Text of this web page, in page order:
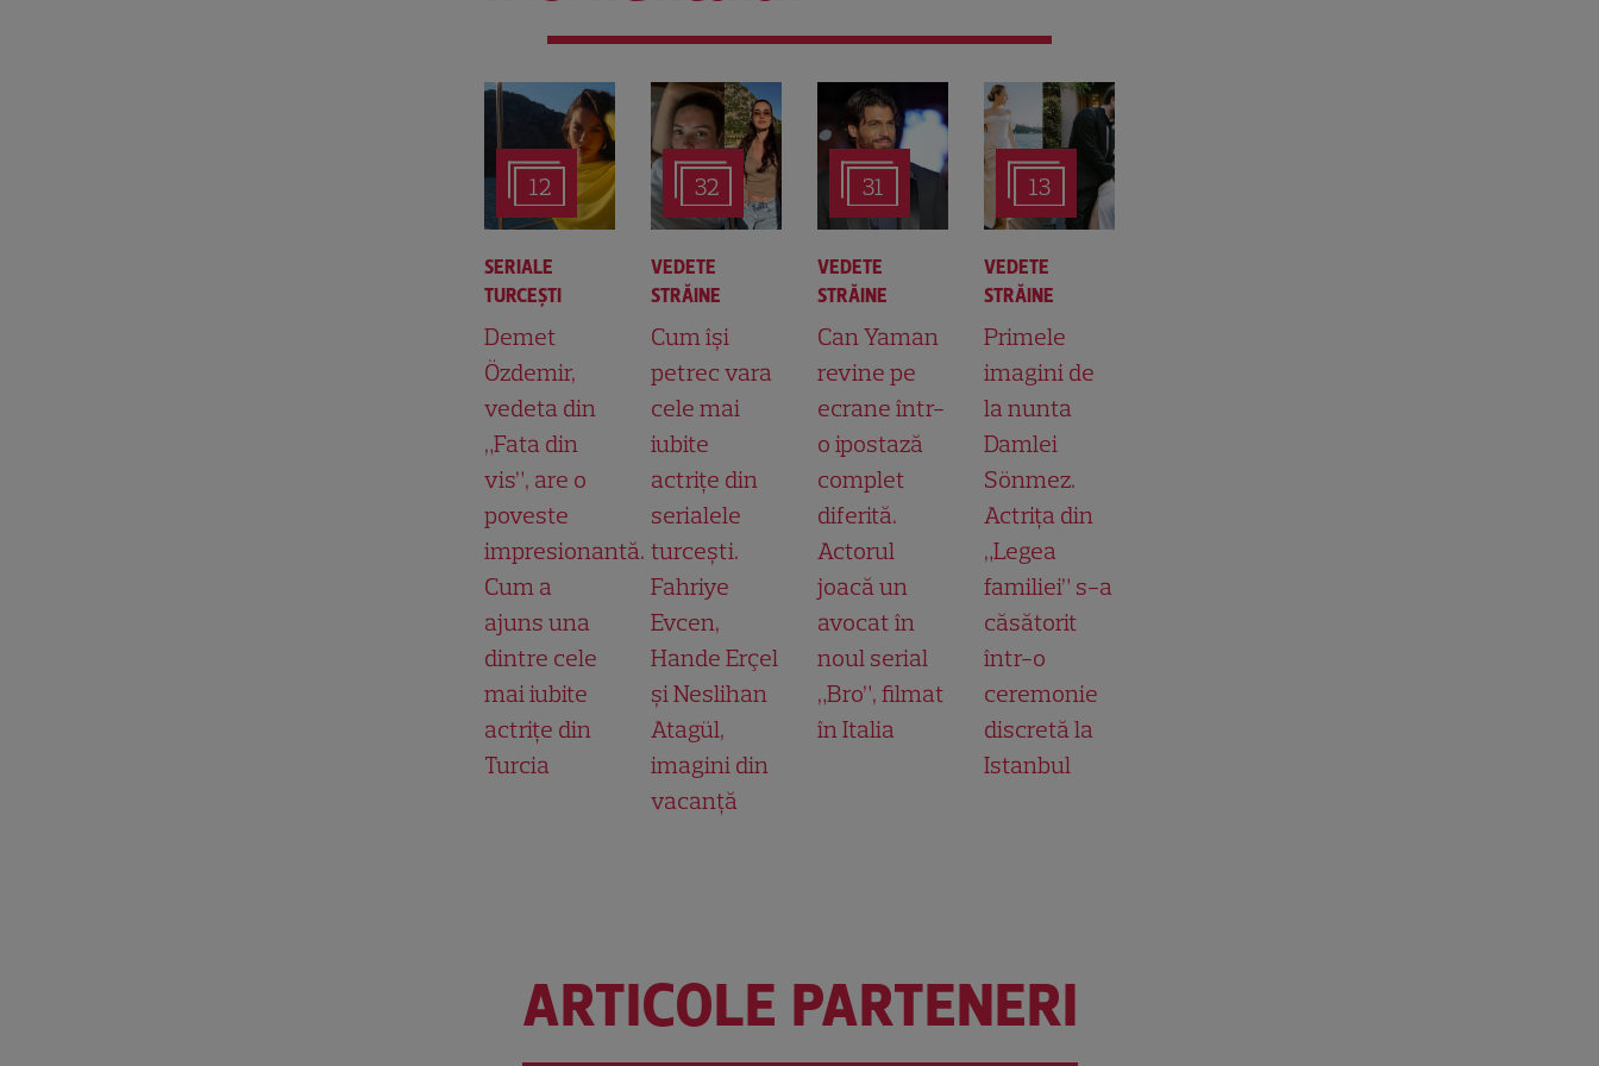
12
SERIALE
TURCEŞTI
Demet
Özdemir,
vedeta din
„Fata din
vis”, are o
poveste
impresionantă.
Cum a
ajuns una
dintre cele
mai iubite
actrițe din
Turcia
32
VEDETE
STRĂINE
Cum își
petrec vara
cele mai
iubite
actrițe din
serialele
turcești.
Fahriye
Evcen,
Hande Erçel
și Neslihan
Atagül,
imagini din
vacanță
31
VEDETE
STRĂINE
Can Yaman
revine pe
ecrane într-
o ipostază
complet
diferită.
Actorul
joacă un
avocat în
noul serial
„Bro”, filmat
în Italia
13
VEDETE
STRĂINE
Primele
imagini de
la nunta
Damlei
Sönmez.
Actrița din
„Legea
familiei” s-a
căsătorit
într-o
ceremonie
discretă la
Istanbul
ARTICOLE PARTENERI